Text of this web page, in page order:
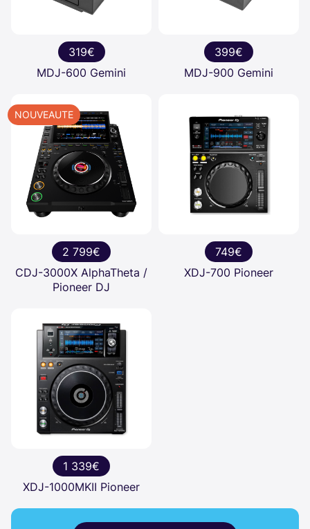
319€
MDJ-600 Gemini
399€
MDJ-900 Gemini
2 799€
CDJ-3000X AlphaTheta /
Pioneer DJ
NOUVEAUTE
749€
XDJ-700 Pioneer
1 339€
XDJ-1000MKII Pioneer